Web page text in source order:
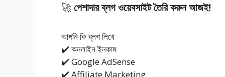
🚀পেশাদার ব্লগ ওয়েবসাইট তৈরি করুন আজই!
আপনি কি ব্লগ লিখে
✔️ অনলাইন ইনকাম
✔️ Google AdSense
✔️ Affiliate Marketing